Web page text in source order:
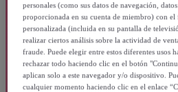
personales (como sus datos de navegación,
proporcionada en su cuenta de miembro) con
personalizada (incluida en su pantalla de
realizar ciertos análisis sobre la actividad de
fraude. Puede elegir entre estos diferentes usos
rechazar todo haciendo clic en el botón
aplican solo a este navegador y/o dispositivo.
cualquier momento haciendo clic en el enlace